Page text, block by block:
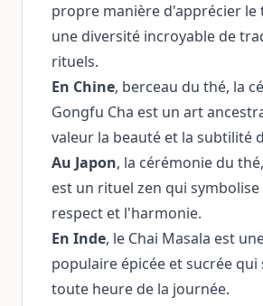
propre manière d'apprécier le
une diversité incroyable de
rituels.
En Chine, berceau du thé, la
Gongfu Cha est un art
valeur la beauté et la subtilité
Au Japon, la cérémonie du
est un rituel zen qui
respect et l'harmonie.
En Inde, le Chai Masala est
populaire épicée et sucrée qui
toute heure de la journée.